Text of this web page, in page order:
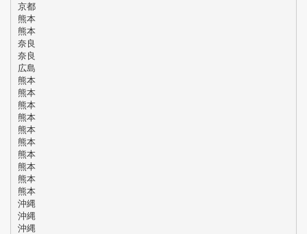
京都
熊本
熊本
奈良
奈良
広島
熊本
熊本
熊本
熊本
熊本
熊本
熊本
熊本
熊本
熊本
沖縄
沖縄
沖縄